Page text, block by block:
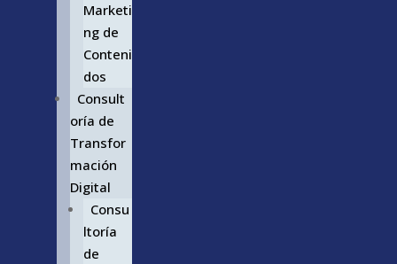
Marketi
ng de
Conteni
dos
Consult
oría de
Transfor
mación
Digital
Consu
ltoría
de